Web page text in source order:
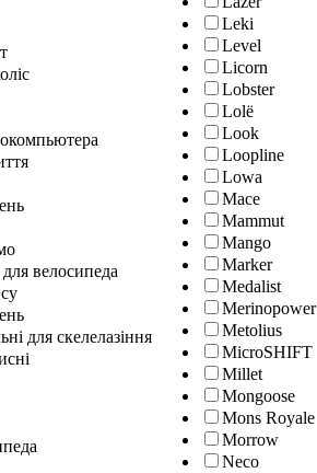
Leki
Level
Licorn
Lobster
Lolё
Look
Loopline
Lowa
Mace
Mammut
Mango
Marker
Medalist
Merinopower
Metolius
MicroSHIFT
Millet
Mongoose
Mons Royale
Morrow
Neco
велосипеда
для скелелазіння